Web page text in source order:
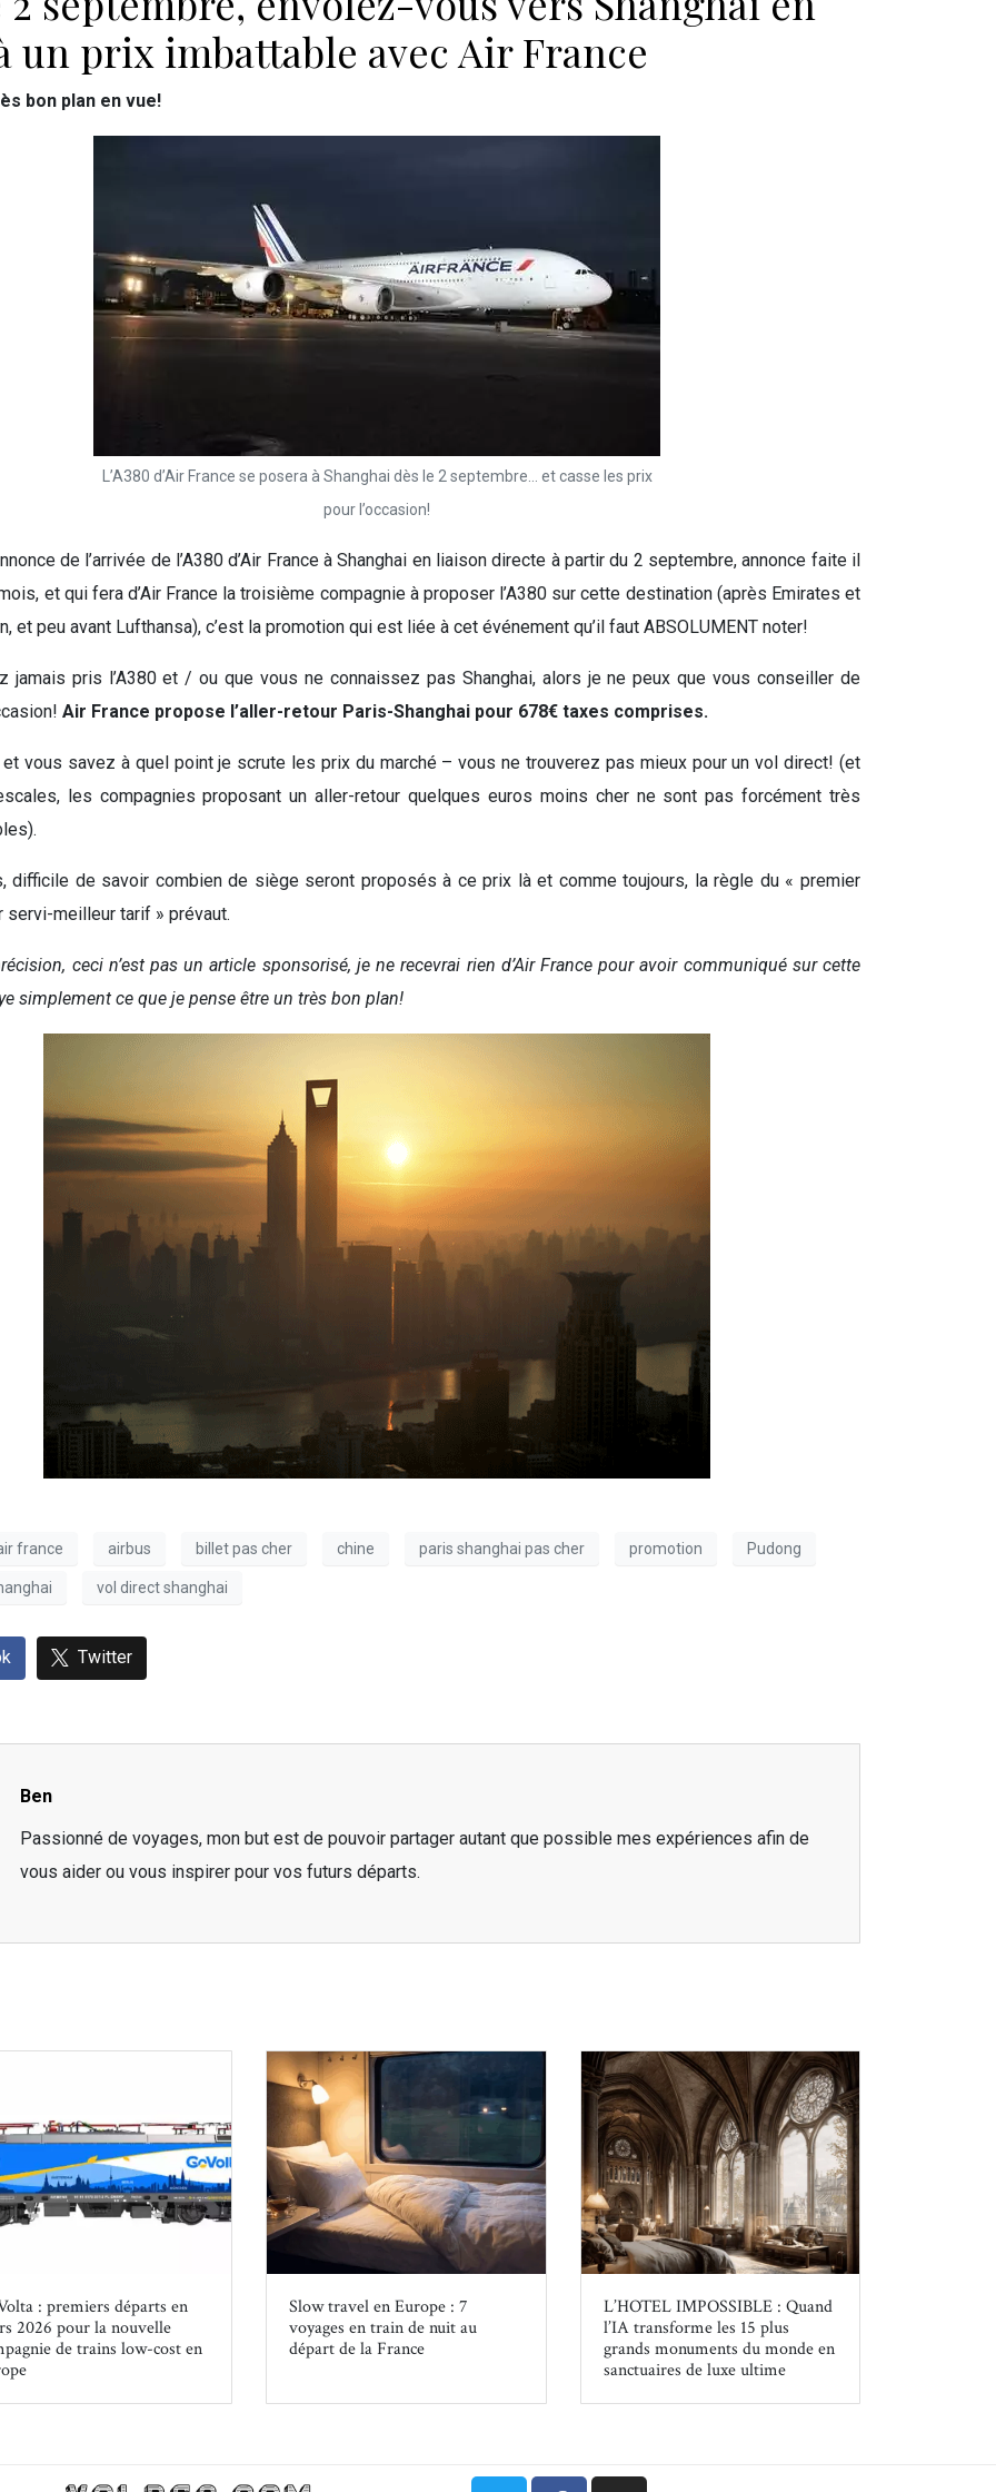
un prix imbattable avec Air France
bon plan en vue!
L’A380 d’Air France se posera à Shanghai dès le 2 septembre… et casse les prix
pour l’occasion!
de l’arrivée de l’A380 d’Air France à Shanghai en liaison directe à partir du 2 septembre, annonce faite il
et qui fera d’Air France la troisième compagnie à proposer l’A380 sur cette destination (après Emirates et
et peu avant Lufthansa), c’est la promotion qui est liée à cet événement qu’il faut ABSOLUMENT noter!
jamais pris l’A380 et / ou que vous ne connaissez pas Shanghai, alors je ne peux que vous conseiller de
Air France propose l’aller-retour Paris-Shanghai pour 678€ taxes comprises.
vous savez à quel point je scrute les prix du marché – vous ne trouverez pas mieux pour un vol direct! (et
les compagnies proposant un aller-retour quelques euros moins cher ne sont pas forcément très
difficile de savoir combien de siège seront proposés à ce prix là et comme toujours, la règle du « premier
servi-meilleur tarif » prévaut.
ceci n’est pas un article sponsorisé, je ne recevrai rien d’Air France pour avoir communiqué sur cette
simplement ce que je pense être un très bon plan!
france airbus billet pas cher chine paris shanghai pas cher promotion Pudong
vol direct shanghai
Twitter
Ben
Passionné de voyages, mon but est de pouvoir partager autant que possible mes expériences afin de
vous aider ou vous inspirer pour vos futurs départs.
: premiers départs en
2026 pour la nouvelle
de trains low-cost en
Slow travel en Europe : 7
voyages en train de nuit au
départ de la France
L’HOTEL IMPOSSIBLE : Quand
l’IA transforme les 15 plus
grands monuments du monde en
sanctuaires de luxe ultime